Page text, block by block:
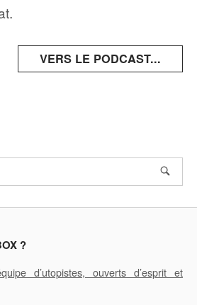
VERS LE PODCAST...
?
d’utopistes, ouverts d’esprit et